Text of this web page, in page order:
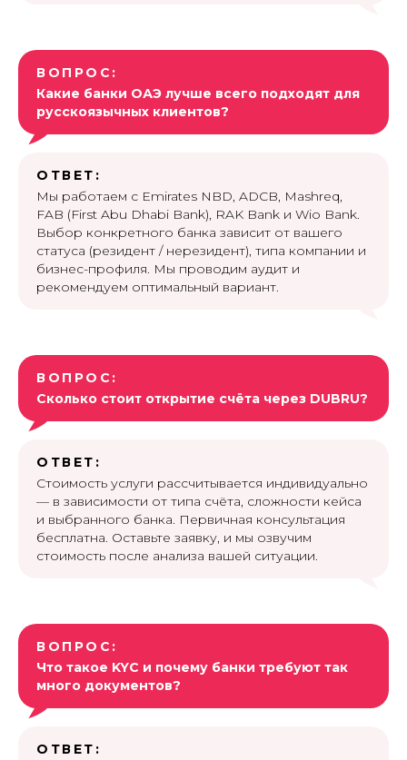
ВОПРОС:
Какие банки ОАЭ лучше всего подходят для
русскоязычных клиентов?
ОТВЕТ:
Мы работаем с Emirates NBD, ADCB, Mashreq,
FAB (First Abu Dhabi Bank), RAK Bank и Wio Bank.
Выбор конкретного банка зависит от вашего
статуса (резидент / нерезидент), типа компании и
бизнес-профиля. Мы проводим аудит и
рекомендуем оптимальный вариант.
ВОПРОС:
Сколько стоит открытие счёта через DUBRU?
ОТВЕТ:
Стоимость услуги рассчитывается индивидуально
— в зависимости от типа счёта, сложности кейса
и выбранного банка. Первичная консультация
бесплатна. Оставьте заявку, и мы озвучим
стоимость после анализа вашей ситуации.
ВОПРОС:
Что такое KYC и почему банки требуют так
много документов?
ОТВЕТ: